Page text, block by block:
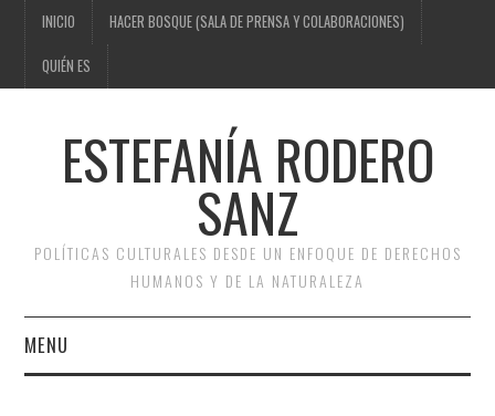
INICIO HACER BOSQUE (SALA DE PRENSA Y COLABORACIONES)
QUIÉN ES
ESTEFANÍA RODERO
SANZ
POLÍTICAS CULTURALES DESDE UN ENFOQUE DE DERECHOS
HUMANOS Y DE LA NATURALEZA
MENU